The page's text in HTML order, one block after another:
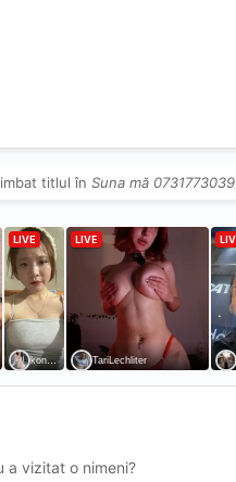
titlul în Suna mă 0731773039
a vizitat o nimeni?